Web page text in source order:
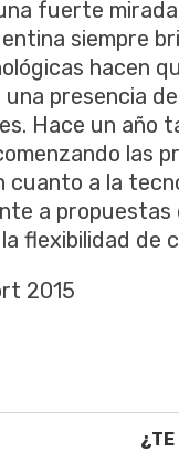
fuerte
siempre
hacen
una presencia
Hace un año
las
cuanto a la
a propuestas
flexibilidad de
2015
¿TE